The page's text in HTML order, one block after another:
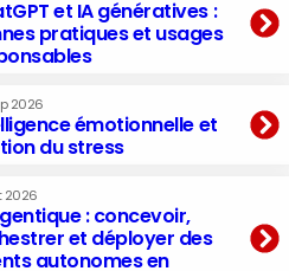
et IA génératives :
pratiques et usages
2026
émotionnelle et
du stress
2026
: concevoir,
et déployer des
autonomes en